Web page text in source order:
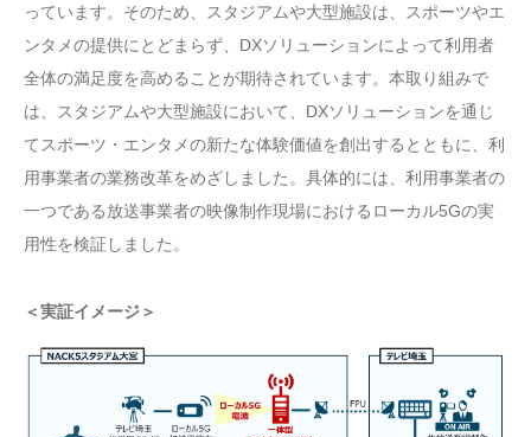
っています。そのため、スタジアムや大型施設は、スポーツやエ
ンタメの提供にとどまらず、DXソリューションによって利用者
全体の満足度を高めることが期待されています。本取り組みで
は、スタジアムや大型施設において、DXソリューションを通じ
てスポーツ・エンタメの新たな体験価値を創出するとともに、利
用事業者の業務改革をめざしました。具体的には、利用事業者の
一つである放送事業者の映像制作現場におけるローカル5Gの実
用性を検証しました。
＜実証イメージ＞